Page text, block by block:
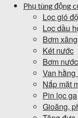
Phụ tùng động
Lọc gió
Lọc dầu
Bơm
Két nước
Bơm nước
Van hằng
Nắp mặt
Pin lọc ga
Gioăng,